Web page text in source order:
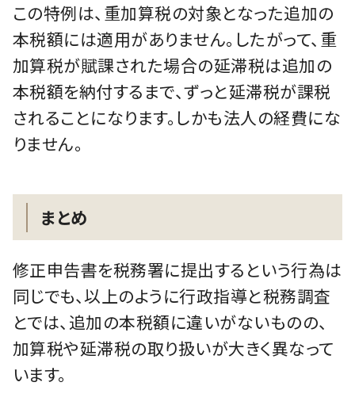
この特例は、重加算税の対象となった追加の
本税額には適用がありません。したがって、重
加算税が賦課された場合の延滞税は追加の
本税額を納付するまで、ずっと延滞税が課税
されることになります。しかも法人の経費にな
りません。
まとめ
修正申告書を税務署に提出するという行為は
同じでも、以上のように行政指導と税務調査
とでは、追加の本税額に違いがないものの、
加算税や延滞税の取り扱いが大きく異なって
います。